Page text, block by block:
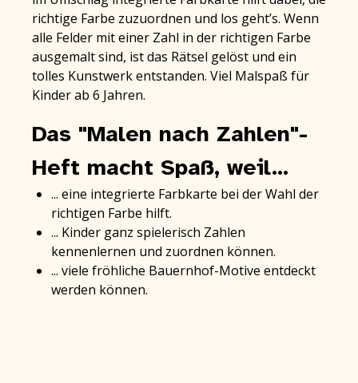
richtige Farbe zuzuordnen und los geht’s. Wenn
alle Felder mit einer Zahl in der richtigen Farbe
ausgemalt sind, ist das Rätsel gelöst und ein
tolles Kunstwerk entstanden. Viel Malspaß für
Kinder ab 6 Jahren.
Das "Malen nach Zahlen"-
Heft macht Spaß, weil...
... eine integrierte Farbkarte bei der Wahl der
richtigen Farbe hilft.
... Kinder ganz spielerisch Zahlen
kennenlernen und zuordnen können.
... viele fröhliche Bauernhof-Motive entdeckt
werden können.